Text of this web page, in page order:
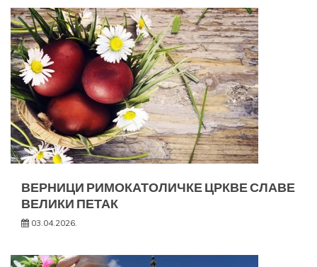
ВЕРНИЦИ РИМОКАТОЛИЧКЕ ЦРКВЕ СЛАВЕ
ВЕЛИКИ ПЕТАК
03.04.2026.